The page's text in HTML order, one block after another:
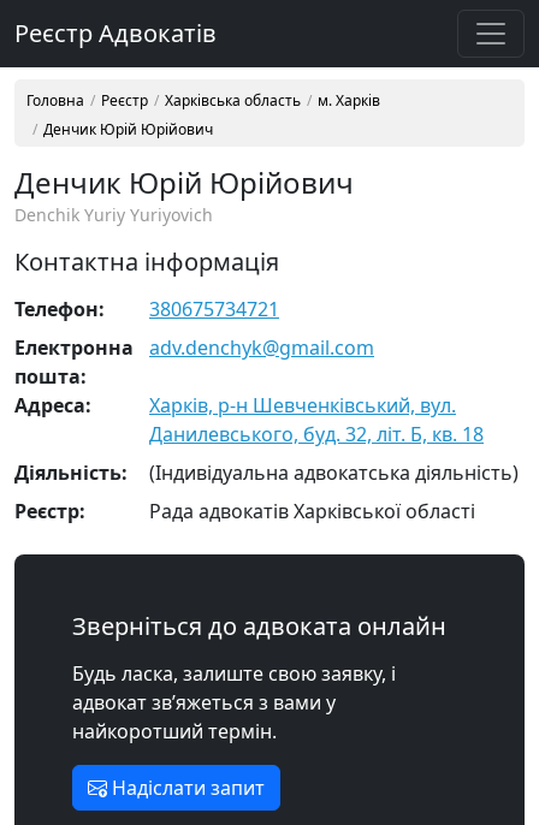
Реєстр Адвокатів
Головна Реєстр Харківська область
м. Харків
Денчик Юрій Юрійович
Денчик Юрій Юрійович
Denchik Yuriy Yuriyovich
Контактна інформація
Телефон:
380675734721
Електронна
пошта:
adv.denchyk@gmail.com
Адреса:
Харків, р-н Шевченківський, вул.
Данилевського, буд. 32, літ. Б, кв. 18
Діяльність:
(Індивідуальна адвокатська діяльність)
Реєстр:
Рада адвокатів Харківської області
Зверніться до адвоката онлайн
Будь ласка, залиште свою заявку, і
адвокат зв’яжеться з вами у
найкоротший термін.
Надіслати запит